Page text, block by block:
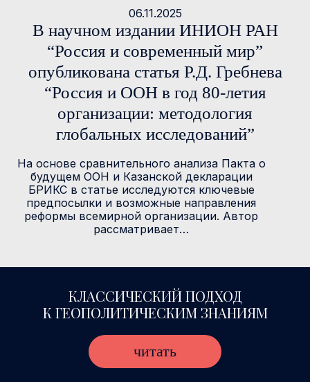
06.11.2025
В научном издании ИНИОН РАН
“Россия и современный мир”
опубликована статья Р.Д. Гребнева
“Россия и ООН в год 80-летия
организации: методология
глобальных исследований”
На основе сравнительного анализа Пакта о
будущем ООН и Казанской декларации
БРИКС в статье исследуются ключевые
предпосылки и возможные направления
реформы всемирной организации. Автор
рассматривает…
КЛАССИЧЕСКИЙ ПОДХОД
К ГЕОПОЛИТИЧЕСКИМ ЗНАНИЯМ
читать